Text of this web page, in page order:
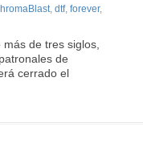
, dtf, forever,
de tres siglos,
de
cerrado el